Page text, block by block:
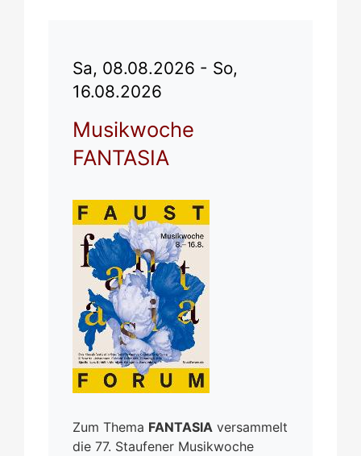
Sa, 08.08.2026 - So,
16.08.2026
Musikwoche
FANTASIA
Zum Thema FANTASIA versammelt
die 77. Staufener Musikwoche